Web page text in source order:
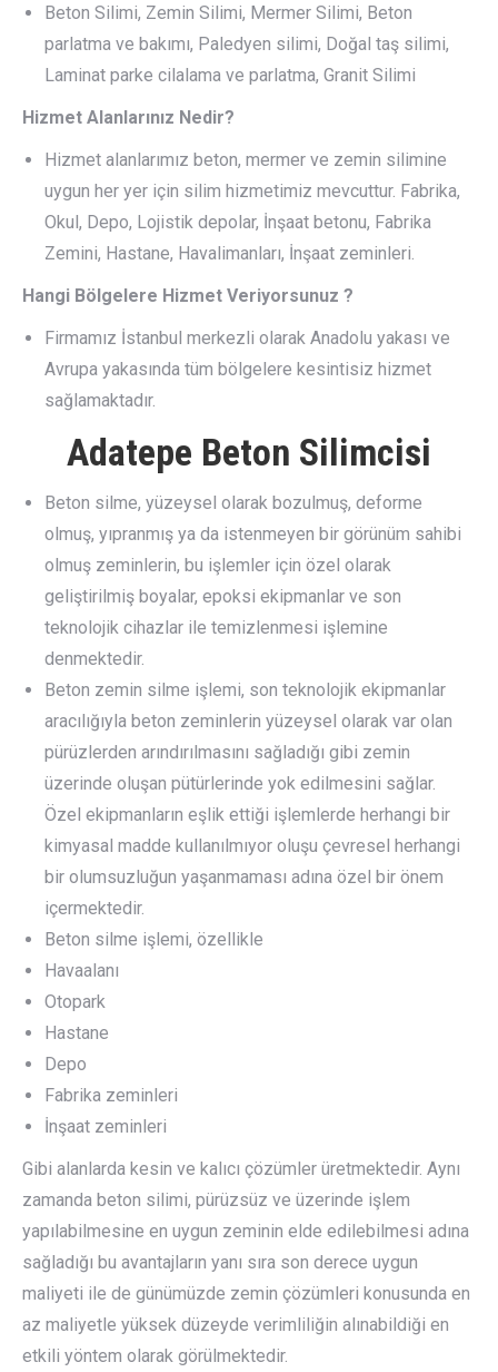
Beton Silimi, Zemin Silimi, Mermer Silimi, Beton
parlatma ve bakımı, Paledyen silimi, Doğal taş silimi,
Laminat parke cilalama ve parlatma, Granit Silimi
Hizmet Alanlarınız Nedir?
Hizmet alanlarımız beton, mermer ve zemin silimine
uygun her yer için silim hizmetimiz mevcuttur. Fabrika,
Okul, Depo, Lojistik depolar, İnşaat betonu, Fabrika
Zemini, Hastane, Havalimanları, İnşaat zeminleri.
Hangi Bölgelere Hizmet Veriyorsunuz ?
Firmamız İstanbul merkezli olarak Anadolu yakası ve
Avrupa yakasında tüm bölgelere kesintisiz hizmet
sağlamaktadır.
Adatepe Beton Silimcisi
Beton silme, yüzeysel olarak bozulmuş, deforme
olmuş, yıpranmış ya da istenmeyen bir görünüm sahibi
olmuş zeminlerin, bu işlemler için özel olarak
geliştirilmiş boyalar, epoksi ekipmanlar ve son
teknolojik cihazlar ile temizlenmesi işlemine
denmektedir.
Beton zemin silme işlemi, son teknolojik ekipmanlar
aracılığıyla beton zeminlerin yüzeysel olarak var olan
pürüzlerden arındırılmasını sağladığı gibi zemin
üzerinde oluşan pütürlerinde yok edilmesini sağlar.
Özel ekipmanların eşlik ettiği işlemlerde herhangi bir
kimyasal madde kullanılmıyor oluşu çevresel herhangi
bir olumsuzluğun yaşanmaması adına özel bir önem
içermektedir.
Beton silme işlemi, özellikle
Havaalanı
Otopark
Hastane
Depo
Fabrika zeminleri
İnşaat zeminleri
Gibi alanlarda kesin ve kalıcı çözümler üretmektedir. Aynı
zamanda beton silimi, pürüzsüz ve üzerinde işlem
yapılabilmesine en uygun zeminin elde edilebilmesi adına
sağladığı bu avantajların yanı sıra son derece uygun
maliyeti ile de günümüzde zemin çözümleri konusunda en
az maliyetle yüksek düzeyde verimliliğin alınabildiği en
etkili yöntem olarak görülmektedir.